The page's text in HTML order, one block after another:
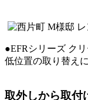
●EFRシリーズ ク
低位置の取り替え
取外しから取付